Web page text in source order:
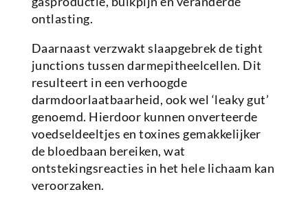
ontlasting.
Daarnaast verzwakt slaapgebrek de tight
junctions tussen darmepitheelcellen. Dit
resulteert in een verhoogde
darmdoorlaatbaarheid, ook wel ‘leaky gut’
genoemd. Hierdoor kunnen onverteerde
voedseldeeltjes en toxines gemakkelijker
de bloedbaan bereiken, wat
ontstekingsreacties in het hele lichaam kan
veroorzaken.